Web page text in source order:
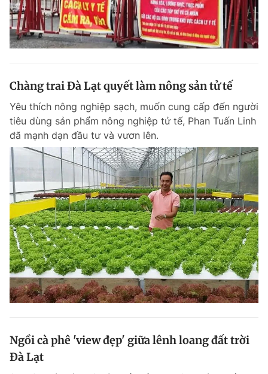
Chàng trai Đà Lạt quyết làm nông sản tử tế
Yêu thích nông nghiệp sạch, muốn cung cấp đến người
tiêu dùng sản phẩm nông nghiệp tử tế, Phan Tuấn Linh
đã mạnh dạn đầu tư và vươn lên.
Ngồi cà phê 'view đẹp' giữa lênh loang đất trời
Đà Lạt